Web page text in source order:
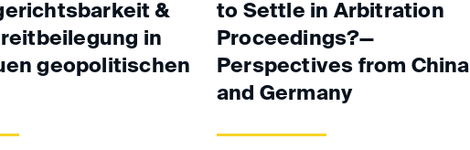
&
in
geopolitischen
to Settle in Arbitration
Proceedings?—
Perspectives from China
and Germany